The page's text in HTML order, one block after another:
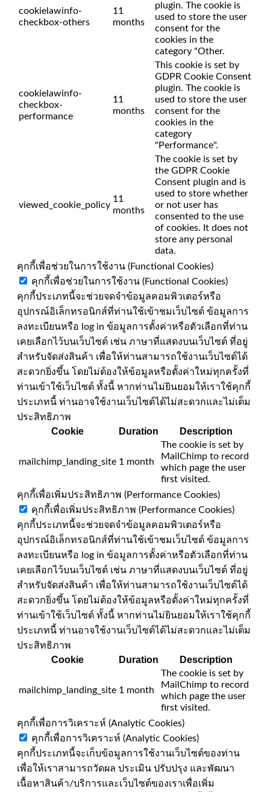
cookielawinfo-
checkbox-others
11
months
plugin. The cookie is
used to store the user
consent for the
cookies in the
category "Other.
cookielawinfo-
checkbox-
performance
11
months
This cookie is set by
GDPR Cookie Consent
plugin. The cookie is
used to store the user
consent for the
cookies in the
category
"Performance".
viewed_cookie_policy
11
months
The cookie is set by
the GDPR Cookie
Consent plugin and is
used to store whether
or not user has
consented to the use
of cookies. It does not
store any personal
data.
คุกกี้เพื่อช่วยในการใช้งาน (Functional Cookies)
คุกกี้เพื่อช่วยในการใช้งาน (Functional Cookies)
คุกกี้ประเภทนี้จะช่วยจดจำข้อมูลคอมพิวเตอร์หรือ
อุปกรณ์อิเล็กทรอนิกส์ที่ท่านใช้เข้าชมเว็บไซต์ ข้อมูลการ
ลงทะเบียนหรือ log in ข้อมูลการตั้งค่าหรือตัวเลือกที่ท่าน
เคยเลือกไว้บนเว็บไซต์ เช่น ภาษาที่แสดงบนเว็บไซต์ ที่อยู่
สำหรับจัดส่งสินค้า เพื่อให้ท่านสามารถใช้งานเว็บไซต์ได้
สะดวกยิ่งขึ้น โดยไม่ต้องให้ข้อมูลหรือตั้งค่าใหม่ทุกครั้งที่
ท่านเข้าใช้เว็บไซต์ ทั้งนี้ หากท่านไม่ยินยอมให้เราใช้คุกกี้
ประเภทนี้ ท่านอาจใช้งานเว็บไซต์ได้ไม่สะดวกและไม่เต็ม
ประสิทธิภาพ
Cookie Duration Description
mailchimp_landing_site 1 month
The cookie is set by
MailChimp to record
which page the user
first visited.
คุกกี้เพื่อเพิ่มประสิทธิภาพ (Performance Cookies)
คุกกี้เพื่อเพิ่มประสิทธิภาพ (Performance Cookies)
คุกกี้ประเภทนี้จะช่วยจดจำข้อมูลคอมพิวเตอร์หรือ
อุปกรณ์อิเล็กทรอนิกส์ที่ท่านใช้เข้าชมเว็บไซต์ ข้อมูลการ
ลงทะเบียนหรือ log in ข้อมูลการตั้งค่าหรือตัวเลือกที่ท่าน
เคยเลือกไว้บนเว็บไซต์ เช่น ภาษาที่แสดงบนเว็บไซต์ ที่อยู่
สำหรับจัดส่งสินค้า เพื่อให้ท่านสามารถใช้งานเว็บไซต์ได้
สะดวกยิ่งขึ้น โดยไม่ต้องให้ข้อมูลหรือตั้งค่าใหม่ทุกครั้งที่
ท่านเข้าใช้เว็บไซต์ ทั้งนี้ หากท่านไม่ยินยอมให้เราใช้คุกกี้
ประเภทนี้ ท่านอาจใช้งานเว็บไซต์ได้ไม่สะดวกและไม่เต็ม
ประสิทธิภาพ
Cookie Duration Description
mailchimp_landing_site 1 month
The cookie is set by
MailChimp to record
which page the user
first visited.
คุกกี้เพื่อการวิเคราะห์ (Analytic Cookies)
คุกกี้เพื่อการวิเคราะห์ (Analytic Cookies)
คุกกี้ประเภทนี้จะเก็บข้อมูลการใช้งานเว็บไซต์ของท่าน
เพื่อให้เราสามารถวัดผล ประเมิน ปรับปรุง และพัฒนา
เนื้อหาสินค้า/บริการและเว็บไซต์ของเราเพื่อเพิ่ม